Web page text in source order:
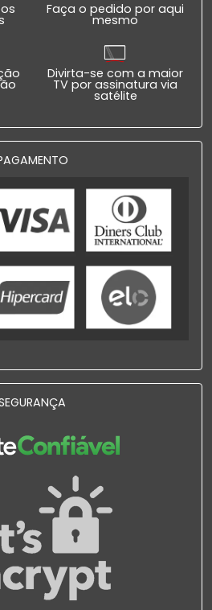
Faça o pedido por aqui
mesmo
Divirta-se com a maior
TV por assinatura via
satélite